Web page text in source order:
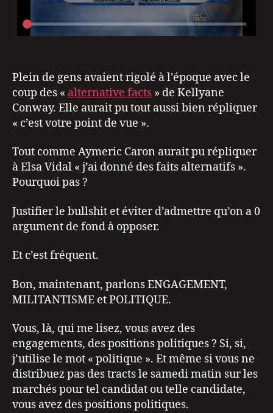
Plein de gens avaient rigolé à l’époque avec le
coup des « alternative facts » de Kellyane
Conway. Elle aurait pu tout aussi bien répliquer
« c’est votre point de vue ».
Tout comme Aymeric Caron aurait pu répliquer
à Elsa Vidal « j’ai donné des faits alternatifs ».
Pourquoi pas ?
Justifier le bullshit et éviter d’admettre qu’on a 0
argument de fond à opposer.
Et c’est fréquent.
Bon, maintenant, parlons ENGAGEMENT,
MILITANTISME et POLITIQUE.
Vous, là, qui me lisez, vous avez des
engagements, des positions politiques ? Si, si,
j’utilise le mot « politique ». Et même si vous ne
distribuez pas des tracts le samedi matin sur les
marchés pour tel candidat ou telle candidate,
vous avez des positions politiques.